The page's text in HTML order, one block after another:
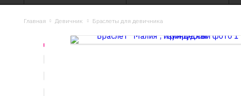
Главная Девичник Браслеты для девичника